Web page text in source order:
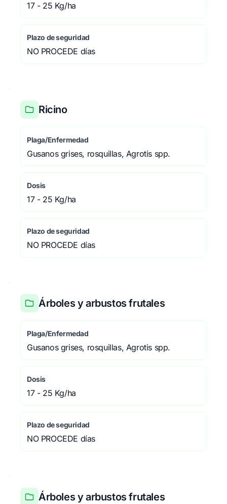
17 - 25 Kg/ha
Plazo de seguridad
NO PROCEDE días
Ricino
Plaga/Enfermedad
Gusanos grises, rosquillas, Agrotis spp.
Dosis
17 - 25 Kg/ha
Plazo de seguridad
NO PROCEDE días
Árboles y arbustos frutales
Plaga/Enfermedad
Gusanos grises, rosquillas, Agrotis spp.
Dosis
17 - 25 Kg/ha
Plazo de seguridad
NO PROCEDE días
Árboles y arbustos frutales